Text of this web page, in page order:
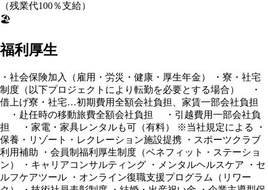
（残業代100％支給）
🏖️
福利厚生
・社会保険加入（雇用・労災・健康・厚生年金） ・寮・社宅
制度（以下プロジェクトにより転勤を必要とする場合） ・
借上げ寮・社宅…初期費用全額会社負担、家賃一部会社負担
・赴任時の移動旅費全額会社負担 ・引越費用一部会社負
担 ・家電・家具レンタルも可（有料） ※当社規定による ・
保養・リゾート・レクレーション施設提携 ・スポーツクラブ
利用補助 ・会員制福利厚生制度（ベネフィット・ステーショ
ン） ・キャリアコンサルティング ・メンタルヘルスケア ・セ
ルフケアツール ・オンライン復職支援プログラム（リワー